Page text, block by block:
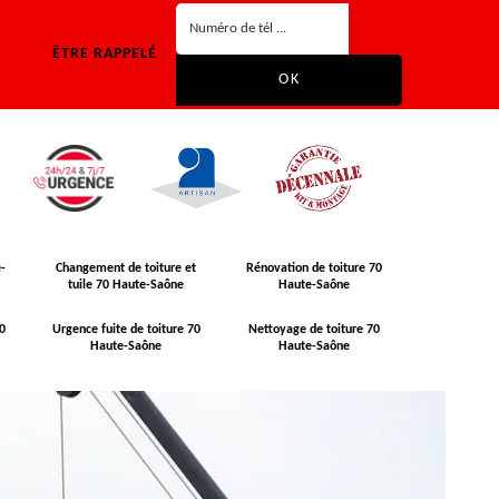
ÊTRE RAPPELÉ
Changement de toiture et
tuile 70 Haute-Saône
Rénovation de toiture 70
Haute-Saône
Urgence fuite de toiture 70
Haute-Saône
Nettoyage de toiture 70
Haute-Saône